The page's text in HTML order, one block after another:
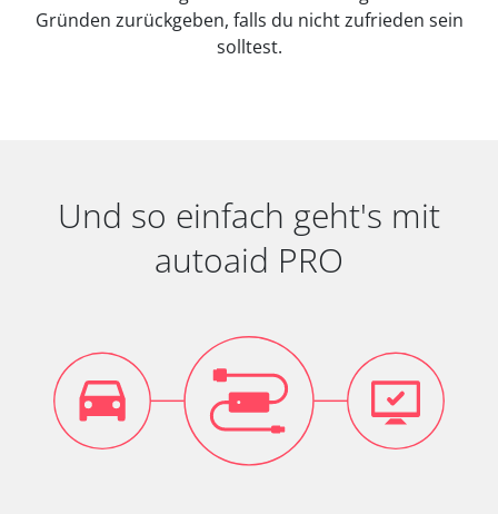
Gründen zurückgeben, falls du nicht zufrieden sein
solltest.
Und so einfach geht's mit
autoaid PRO